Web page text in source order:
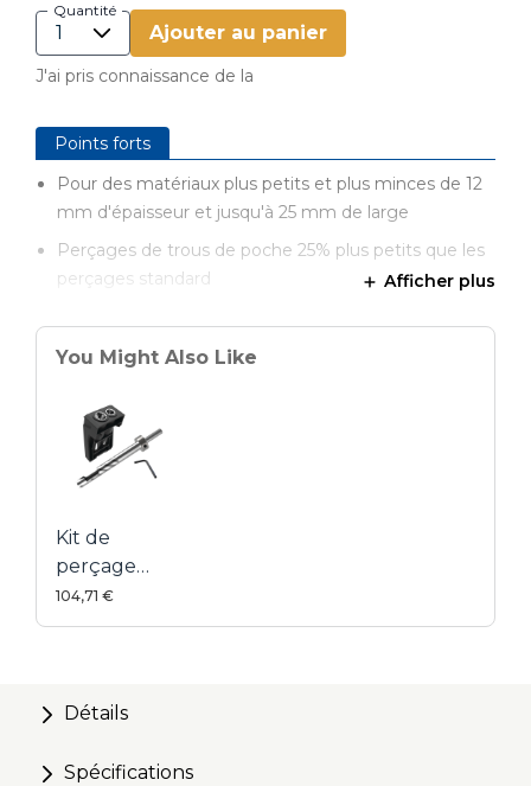
Quantité
Ajouter au panier
J'ai pris connaissance de la
Points forts
Pour des matériaux plus petits et plus minces de 12
mm d'épaisseur et jusqu'à 25 mm de large
Perçages de trous de poche 25% plus petits que les
perçages standard
720 PRO
Afficher plus
You Might Also Like
Kit de
perçage
Plug Cutter
personnalisé
104,71 €
Détails
Spécifications